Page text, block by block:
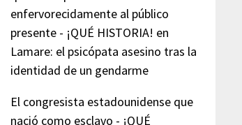
enfervorecidamente al público
presente - ¡QUÉ HISTORIA! en
Lamare: el psicópata asesino tras la
identidad de un gendarme
El congresista estadounidense que
nació como esclavo - ¡QUÉ